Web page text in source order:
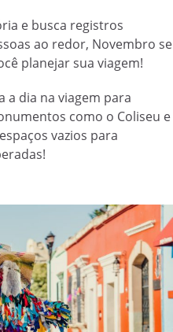
e busca registros
ao redor, Novembro se
planejar sua viagem!
a dia na viagem para
como o Coliseu e
vazios para